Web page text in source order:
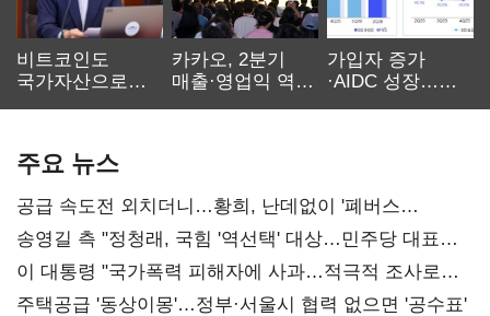
비트코인도
국가자산으로…'
카카오, 2분기
매출·영업익 역대
가입자 증가
·AIDC 성장…
주요 뉴스
공급 속도전 외치더니…황희, 난데없이 '폐버스
리모델링' 제안
송영길 측 "정청래, 국힘 '역선택' 대상…민주당 대표로
총선 지휘 못해"
이 대통령 "국가폭력 피해자에 사과…적극적 조사로
진실 밝혀야"
주택공급 '동상이몽'…정부·서울시 협력 없으면 '공수표'